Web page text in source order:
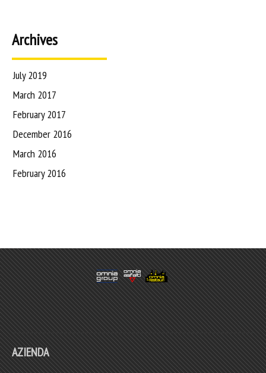
Archives
July 2019
March 2017
February 2017
December 2016
March 2016
February 2016
AZIENDA